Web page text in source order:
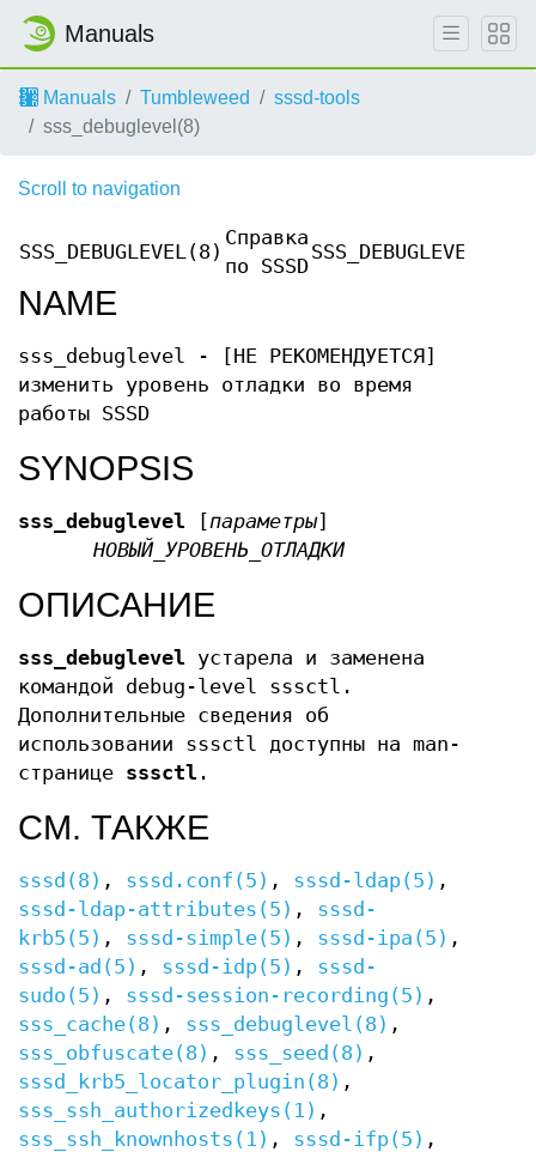
Manuals
Manuals Tumbleweed
sssd-tools
sss_debuglevel(8)
Scroll to navigation
SSS_DEBUGLEVEL(8)
Справка
по SSSD
SSS_DEBUGLEVEL(8)
NAME
sss_debuglevel - [НЕ РЕКОМЕНДУЕТСЯ]
изменить уровень отладки во время
работы SSSD
SYNOPSIS
sss_debuglevel [параметры]
НОВЫЙ_УРОВЕНЬ_ОТЛАДКИ
ОПИСАНИЕ
sss_debuglevel устарела и заменена
командой debug-level sssctl.
Дополнительные сведения об
использовании sssctl доступны на man-
странице sssctl .
СМ. ТАКЖЕ
sssd(8) , sssd.conf(5) , sssd-ldap(5) ,
sssd-ldap-attributes(5) , sssd-
krb5(5) , sssd-simple(5) , sssd-ipa(5) ,
sssd-ad(5) , sssd-idp(5) , sssd-
sudo(5) , sssd-session-recording(5) ,
sss_cache(8) , sss_debuglevel(8) ,
sss_obfuscate(8) , sss_seed(8) ,
sssd_krb5_locator_plugin(8) ,
sss_ssh_authorizedkeys(1) ,
sss_ssh_knownhosts(1) , sssd-ifp(5) ,